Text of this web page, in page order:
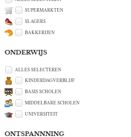
SUPERMARKTEN
SLAGERS
BAKKERIJEN
ONDERWIJS
ALLES SELECTEREN
KINDERDAGVERBLIJF
BASIS SCHOLEN
MIDDELBARE SCHOLEN
UNIVERSITEIT
ONTSPANNNING